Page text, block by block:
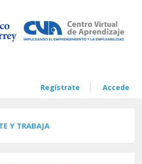
Regístrate Accede
Y TRABAJA